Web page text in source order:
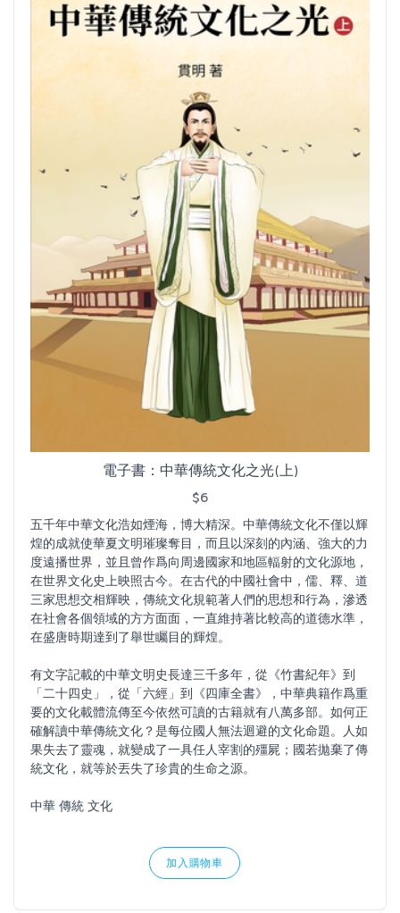
電子書：中華傳統文化之光(上)
$6
五千年中華文化浩如煙海，博大精深。中華傳統文化不僅以輝
煌的成就使華夏文明璀璨奪目，而且以深刻的內涵、強大的力
度遠播世界，並且曾作爲向周邊國家和地區輻射的文化源地，
在世界文化史上映照古今。在古代的中國社會中，儒、釋、道
三家思想交相輝映，傳統文化規範著人們的思想和行為，滲透
在社會各個領域的方方面面，一直維持著比較高的道德水準，
在盛唐時期達到了舉世矚目的輝煌。
有文字記載的中華文明史長達三千多年，從《竹書紀年》到
「二十四史」，從「六經」到《四庫全書》，中華典籍作爲重
要的文化載體流傳至今依然可讀的古籍就有八萬多部。如何正
確解讀中華傳統文化？是每位國人無法迴避的文化命題。人如
果失去了靈魂，就變成了一具任人宰割的殭屍；國若拋棄了傳
統文化，就等於丟失了珍貴的生命之源。
中華 傳統 文化
加入購物車